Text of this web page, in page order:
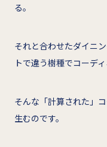
る。
それと合わせたダイニ
トで違う樹種でコーディ
そんな「計算された」
生むのです。